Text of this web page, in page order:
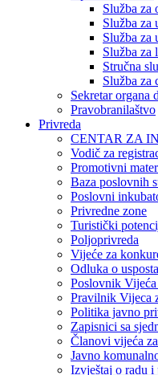
Služba za
Služba za
Služba za
Služba za
Stručna
Služba za
Sekretar organa
Pravobranilaštvo
Privreda
CENTAR ZA
Vodič za
Promotivni
Baza poslovnih
Poslovni
Privredne zone
Turistički
Poljoprivreda
Vijeće za
Odluka o
Poslovnik
Pravilnik Vijeca
Politika javno
Zapisnici sa
Članovi vijeća
Javno
Izvještaj o radu i